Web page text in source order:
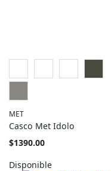
MET
Casco Met Idolo
Tan
como
$1390.00
Disponible